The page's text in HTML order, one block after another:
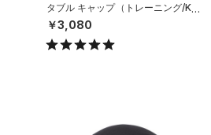
タブル キャップ（トレーニング/KID
S）
￥3,080